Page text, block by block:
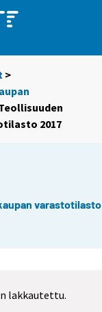
>
2017
varastotilasto
lakkautettu.